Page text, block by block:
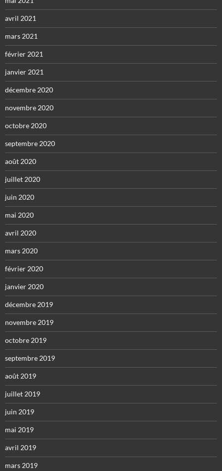
avril 2021
mars 2021
février 2021
janvier 2021
décembre 2020
novembre 2020
octobre 2020
septembre 2020
août 2020
juillet 2020
juin 2020
mai 2020
avril 2020
mars 2020
février 2020
janvier 2020
décembre 2019
novembre 2019
octobre 2019
septembre 2019
août 2019
juillet 2019
juin 2019
mai 2019
avril 2019
mars 2019